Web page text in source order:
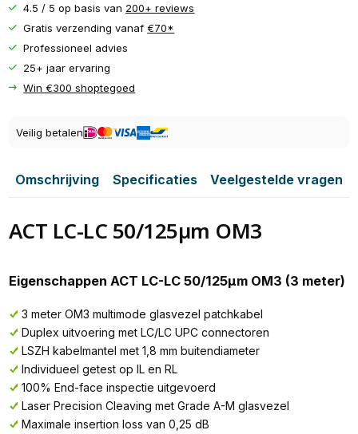
4.5 / 5 op basis van 200+ reviews
Gratis verzending vanaf€70*
Professioneel advies
25+ jaar ervaring
Win €300 shoptegoed
Veilig betalen
Omschrijving Specificaties Veelgestelde vragen
ACT LC-LC 50/125µm OM3
Eigenschappen ACT LC-LC 50/125µm OM3 (3 meter)
3 meter OM3 multimode glasvezel patchkabel
Duplex uitvoering met LC/LC UPC connectoren
LSZH kabelmantel met 1,8 mm buitendiameter
Individueel getest op IL en RL
100% End-face inspectie uitgevoerd
Laser Precision Cleaving met Grade A-M glasvezel
Maximale insertion loss van 0,25 dB